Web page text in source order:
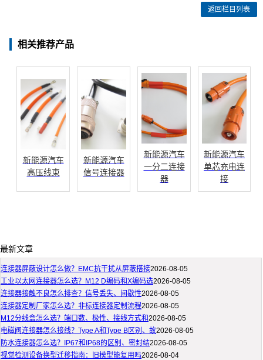
返回栏目列表
相关推荐产品
新能源汽车
高压线束
新能源汽车
信号连接器
新能源汽车
一分二连接
器
新能源汽车
单芯充电连
接
最新文章
连接器屏蔽设计怎么做？EMC抗干扰从屏蔽搭接2026-08-05
工业以太网连接器怎么选？M12 D编码和X编码选2026-08-05
连接器接触不良怎么排查？信号丢失、间歇性2026-08-05
连接器定制厂家怎么选？非标连接器定制流程2026-08-05
M12分线盒怎么选？端口数、极性、接线方式和2026-08-05
电磁阀连接器怎么接线？Type A和Type B区别、故2026-08-05
防水连接器怎么选？IP67和IP68的区别、密封结2026-08-05
视觉检测设备换型迁移指南：旧模型能复用吗2026-08-04